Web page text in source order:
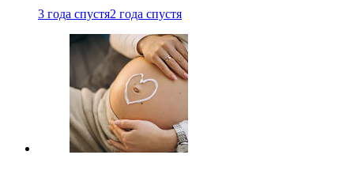
3 года спустя2 года спустя